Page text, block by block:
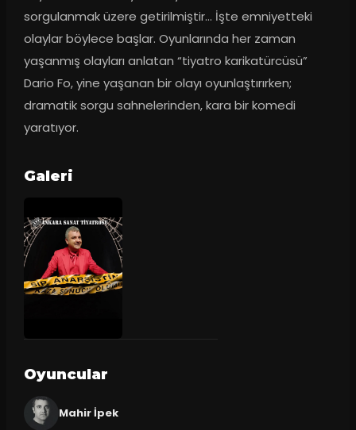
sorgulanmak üzere getirilmiştir… İşte emniyetteki
olaylar böylece başlar. Oyunlarında her zaman
yaşanmış olayları anlatan “tiyatro karikatürcüsü”
Dario Fo, yine yaşanan bir olayı oyunlaştırırken;
dramatik sorgu sahnelerinden, kara bir komedi
yaratıyor.
Galeri
Oyuncular
Mahir İpek